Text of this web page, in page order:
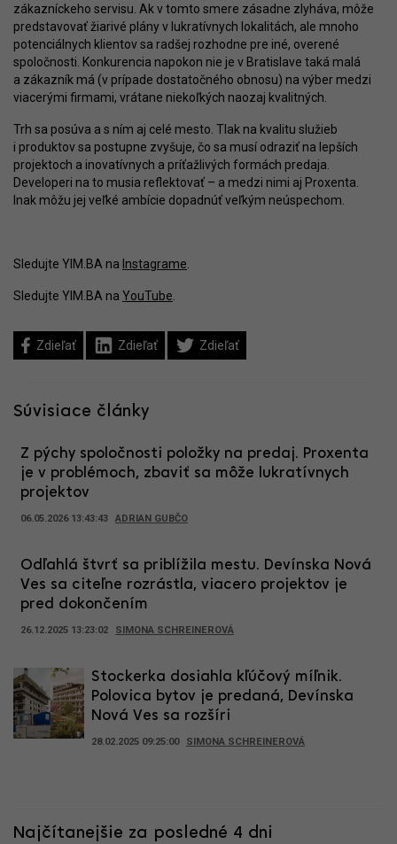
zákazníckeho servisu. Ak v tomto smere zásadne zlyháva, môže
predstavovať žiarivé plány v lukratívnych lokalitách, ale mnoho
potenciálnych klientov sa radšej rozhodne pre iné, overené
spoločnosti. Konkurencia napokon nie je v Bratislave taká malá
a zákazník má (v prípade dostatočného obnosu) na výber medzi
viacerými firmami, vrátane niekoľkých naozaj kvalitných.
Trh sa posúva a s ním aj celé mesto. Tlak na kvalitu služieb
i produktov sa postupne zvyšuje, čo sa musí odraziť na lepších
projektoch a inovatívnych a príťažlivých formách predaja.
Developeri na to musia reflektovať – a medzi nimi aj Proxenta.
Inak môžu jej veľké ambície dopadnúť veľkým neúspechom.
Sledujte YIM.BA na Instagrame
Sledujte YIM.BA na YouTube
Zdieľať Zdieľať Zdieľať
Súvisiace články
Z pýchy spoločnosti položky na predaj. Proxenta
je v problémoch, zbaviť sa môže lukratívnych
projektov
06.05.2026 13:43:43 ADRIAN GUBČO
Odľahlá štvrť sa priblížila mestu. Devínska Nová
Ves sa citeľne rozrástla, viacero projektov je
pred dokončením
26.12.2025 13:23:02 SIMONA SCHREINEROVÁ
Stockerka dosiahla kľúčový míľnik.
Polovica bytov je predaná, Devínska
Nová Ves sa rozšíri
28.02.2025 09:25:00 SIMONA SCHREINEROVÁ
Najčítanejšie za posledné 4 dni